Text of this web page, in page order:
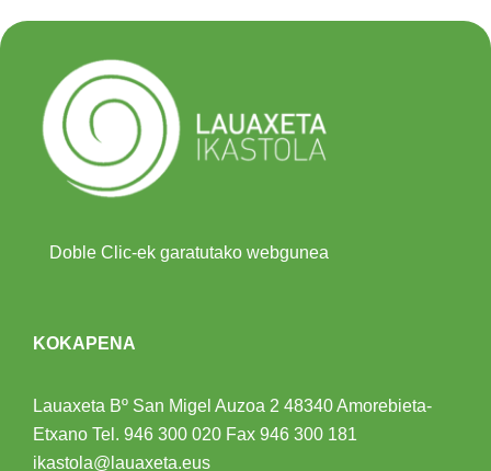
Doble Clic-ek garatutako webgunea
KOKAPENA
Lauaxeta Bº San Migel Auzoa 2 48340 Amorebieta-
Etxano Tel. 946 300 020 Fax 946 300 181
ikastola@lauaxeta.eus